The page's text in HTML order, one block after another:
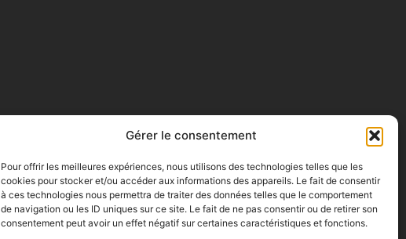
Gérer le consentement
Pour offrir les meilleures expériences, nous utilisons des technologies telles que les
cookies pour stocker et/ou accéder aux informations des appareils. Le fait de consentir
à ces technologies nous permettra de traiter des données telles que le comportement
de navigation ou les ID uniques sur ce site. Le fait de ne pas consentir ou de retirer son
consentement peut avoir un effet négatif sur certaines caractéristiques et fonctions.